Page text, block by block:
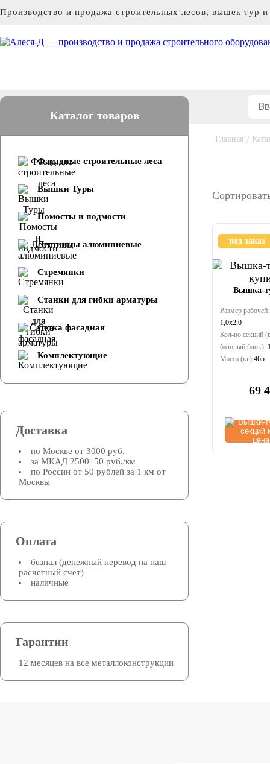
Производство и продажа строительных лесов, вышек тур
Каталог товаров
Фасадные строительные леса
Вышки Туры
Помосты и подмости
Лестницы алюминиевые
Стремянки
Cтанки для гибки арматуры
Сетка фасадная
Комплектующие
Доставка
по Москве от 3000 руб.
за МКАД 2500+50 руб./км
по России от 50 рублей за 1 км от
Москвы
Оплата
безнал (денежный перевод на наш
расчетный счет)
наличные
Гарантии
12 месяцев на все металлоконструкции
Главная /
под заказ
Вышка-
Размер
1,0х2,0
Кол-во секций
базовый блок):
Масса (кг) 465
69